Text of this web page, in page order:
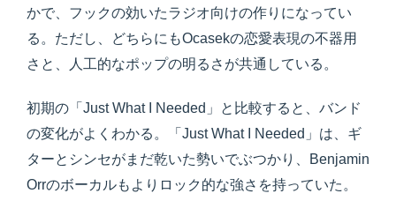
かで、フックの効いたラジオ向けの作りになってい
る。ただし、どちらにもOcasekの恋愛表現の不器用
さと、人工的なポップの明るさが共通している。
初期の「Just What I Needed」と比較すると、バンド
の変化がよくわかる。「Just What I Needed」は、ギ
ターとシンセがまだ乾いた勢いでぶつかり、Benjamin
Orrのボーカルもよりロック的な強さを持っていた。